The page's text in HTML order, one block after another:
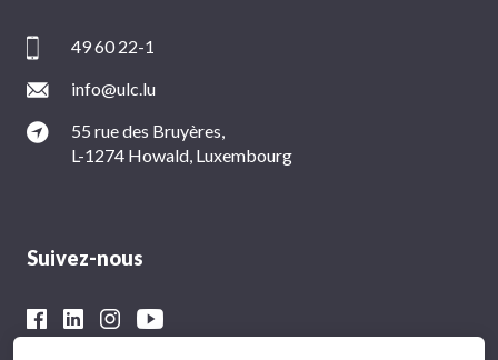
49 60 22-1
info@ulc.lu
55 rue des Bruyères,
L-1274 Howald, Luxembourg
Suivez-nous